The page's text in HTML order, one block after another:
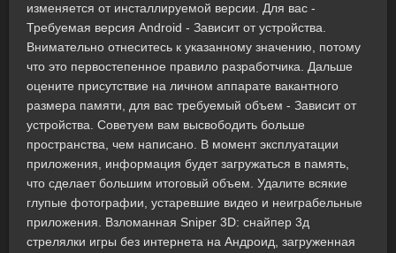
изменяется от инсталлируемой версии. Для вас -
Требуемая версия Android - Зависит от устройства.
Внимательно отнеситесь к указанному значению, потому
что это первостепенное правило разработчика. Дальше
оцените присутствие на личном аппарате вакантного
размера памяти, для вас требуемый объем - Зависит от
устройства. Советуем вам высвободить больше
пространства, чем написано. В момент эксплуатации
приложения, информация будет загружаться в память,
что сделает большим итоговый объем. Удалите всякие
глупые фотографии, устаревшие видео и неиграбельные
приложения. Взломанная Sniper 3D: снайпер 3д
стрелялки игры без интернета на Андроид, загруженная